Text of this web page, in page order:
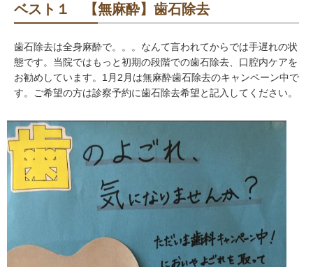
ベスト１ 【無麻酔】歯石除去
歯石除去は全身麻酔で。。。なんて言われてからでは手遅れの状
態です。当院ではもっと初期の段階での歯石除去、口腔内ケアを
お勧めしています。1月2月は無麻酔歯石除去のキャンペーン中で
す。ご希望の方は診察予約に歯石除去希望と記入してください。